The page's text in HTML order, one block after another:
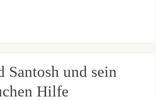
Santosh und sein
Hilfe